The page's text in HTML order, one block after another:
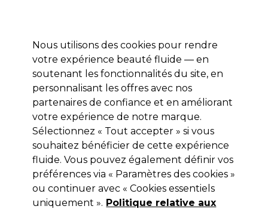
Se connecter
Marques Bons plans Coiffure Electro et Matériel
Livraison et délais
lire la suite
UNITE Hair
Unite Hair BOING Après-Shampooing
Boucles 236ml
(0)
Nous utilisons des cookies pour rendre
votre expérience beauté fluide — en
soutenant les fonctionnalités du site, en
personnalisant les offres avec nos
partenaires de confiance et en améliorant
votre expérience de notre marque.
Sélectionnez « Tout accepter » si vous
souhaitez bénéficier de cette expérience
fluide. Vous pouvez également définir vos
préférences via « Paramètres des cookies »
ou continuer avec « Cookies essentiels
uniquement ». Politique relative aux